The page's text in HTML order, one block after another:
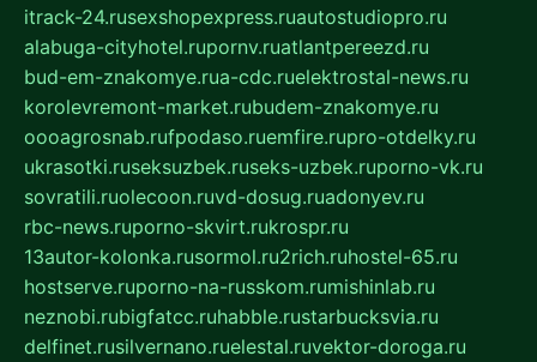
itrack-24.rusexshopexpress.ruautostudiopro.ru
alabuga-cityhotel.rupornv.ruatlantpereezd.ru
bud-em-znakomye.rua-cdc.ruelektrostal-news.ru
korolevremont-market.rubudem-znakomye.ru
oooagrosnab.rufpodaso.ruemfire.rupro-otdelky.ru
ukrasotki.ruseksuzbek.ruseks-uzbek.ruporno-vk.ru
sovratili.ruolecoon.ruvd-dosug.ruadonyev.ru
rbc-news.ruporno-skvirt.rukrospr.ru
13autor-kolonka.rusormol.ru2rich.ruhostel-65.ru
hostserve.ruporno-na-russkom.rumishinlab.ru
neznobi.rubigfatcc.ruhabble.rustarbucksvia.ru
delfinet.rusilvernano.ruelestal.ruvektor-doroga.ru